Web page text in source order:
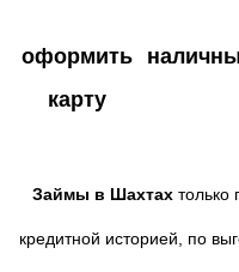
оформить
карту
Займы в Шахтах только
кредитной историей, по